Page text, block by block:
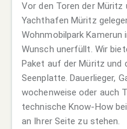
Vor den Toren der Müritz
Yachthafen Müritz
Wohnmobilpark Kamerun
Wunsch unerfüllt. Wir
Paket auf der Müritz und
Seenplatte. Dauerlieger,
wochenweise oder auch
technische Know-How
an Ihrer Seite zu stehen.